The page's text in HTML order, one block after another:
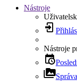
Nástroje
Nástroje